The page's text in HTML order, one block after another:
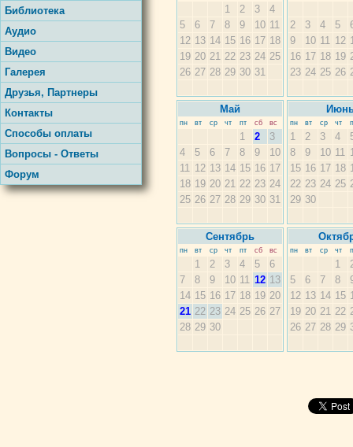
1 2 3
4
5
6 7 8 9 10 11
12 13 14 15 16 17 18
19 20 21 22 23 24 25
26 27 28 29 30 31
2 3 4 5
9
10 11 12
16 17 18 19
23 24 25 26
Май
пн вт ср чт пт сб вс
1 2
3
4
5 6 7 8 9
10
11 12 13 14 15 16 17
18 19 20 21 22 23 24
25 26 27 28 29 30 31
пн вт ср чт
1 2 3 4
8
9 10 11
15 16 17 18
22 23 24 25
29 30
Сентябрь
пн вт ср чт пт сб вс
1 2 3 4 5
6
7
8 9 10 11 12 13
14 15 16 17 18 19 20
21 22 23 24 25 26 27
28 29 30
пн вт ср чт
1
5
6 7 8
12 13 14 15
19 20 21 22
26 27 28 29
Библиотека
Аудио
Видео
Галерея
Друзья, Партнеры
Контакты
Способы оплаты
Вопросы - Ответы
Форум